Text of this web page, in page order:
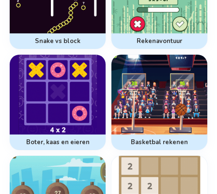
Snake vs block Rekenavontuur
Boter, kaas en eieren Basketbal rekenen